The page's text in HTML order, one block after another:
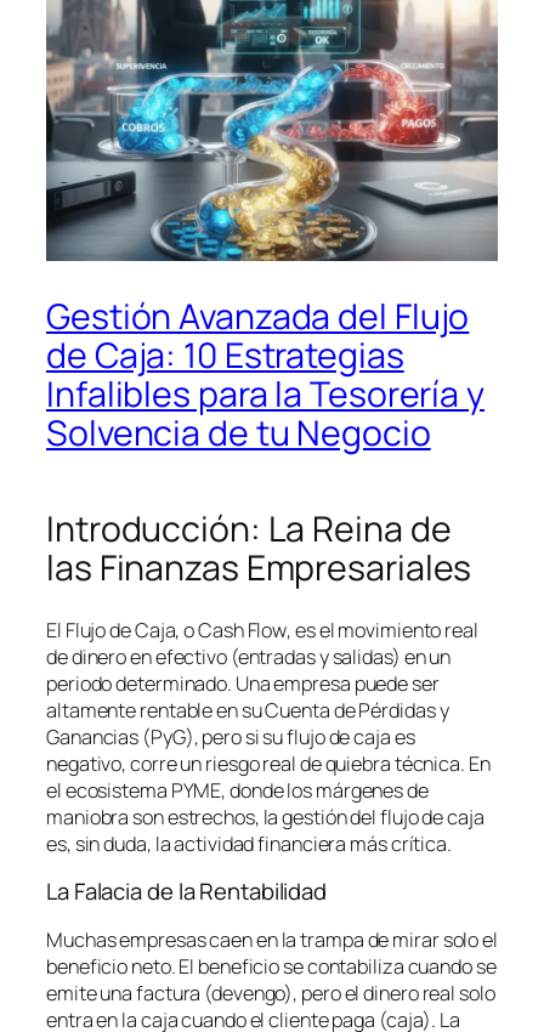
Gestión Avanzada del Flujo
de Caja: 10 Estrategias
Infalibles para la Tesorería y
Solvencia de tu Negocio
Introducción: La Reina de
las Finanzas Empresariales
El Flujo de Caja, oCash Flow, es el movimiento real
de dinero en efectivo (entradas y salidas) en un
periodo determinado. Una empresa puede ser
altamente rentable en su Cuenta de Pérdidas y
Ganancias (PyG), pero si su flujo de caja es
negativo, corre un riesgo real de quiebra técnica. En
el ecosistema PYME, donde los márgenes de
maniobra son estrechos, la gestión del flujo de caja
es, sin duda, la actividad financiera más crítica.
La Falacia de la Rentabilidad
Muchas empresas caen en la trampa de mirar solo el
beneficio neto. El beneficio se contabiliza cuando se
emite una factura (devengo), pero el dinero real solo
entra en la caja cuando el cliente paga (caja). La